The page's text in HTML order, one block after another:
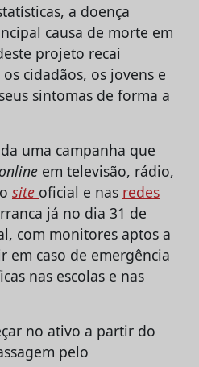
a doença
causa de morte em
projeto recai
cidadãos, os jovens e
sintomas de forma a
uma campanha que
online em televisão, rádio,
site oficial e nas redes
já no dia 31 de
com monitores aptos a
em caso de emergência
nas escolas e nas
no ativo a partir do
pelo